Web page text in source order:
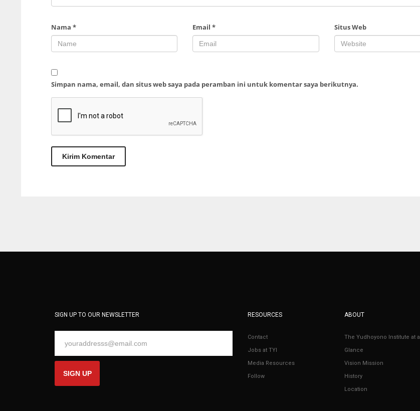
Nama * Email* Situs Web
Simpan nama, email, dan situs web saya pada peramban ini untuk komentar saya berikutnya.
SIGN UP TO OUR NEWSLETTER
SIGN UP
RESOURCES
Contact
Jobs at TYI
Media Resources
Follow
ABOUT
The Yudhoyono Institute at a
Glance
Vision Mission
History
Location